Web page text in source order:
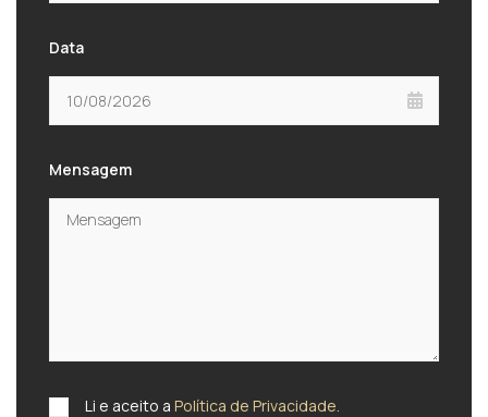
Data
Mensagem
Li e aceito a Política de Privacidade.